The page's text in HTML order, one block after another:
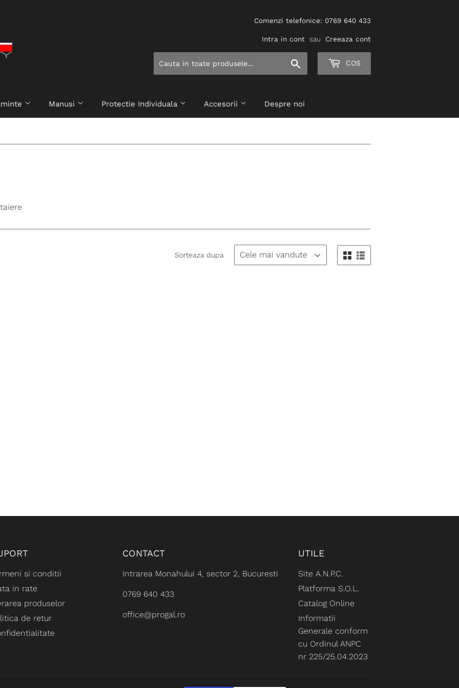
Comenzi telefonice: 0769 640 433
Intra in cont sau Creeaza cont
COS
Manusi Protectie Individuala Accesorii Despre noi
Sorteaza dupa
si conditii
in rate
produselor
de retur
CONTACT
Intrarea Monahului 4, sector 2, Bucuresti
0769 640 433‬
office@progal.ro
UTILE
Site A.N.P.C.
Platforma S.O.L.
Catalog Online
Informatii
Generale conform
cu Ordinul ANPC
nr 225/25.04.2023